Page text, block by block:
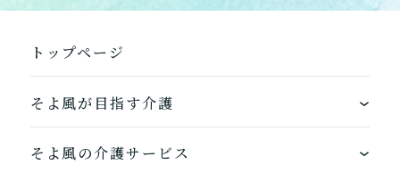
トップページ
そよ風が目指す介護
ワンストップサービス
そよ風の介護サービス